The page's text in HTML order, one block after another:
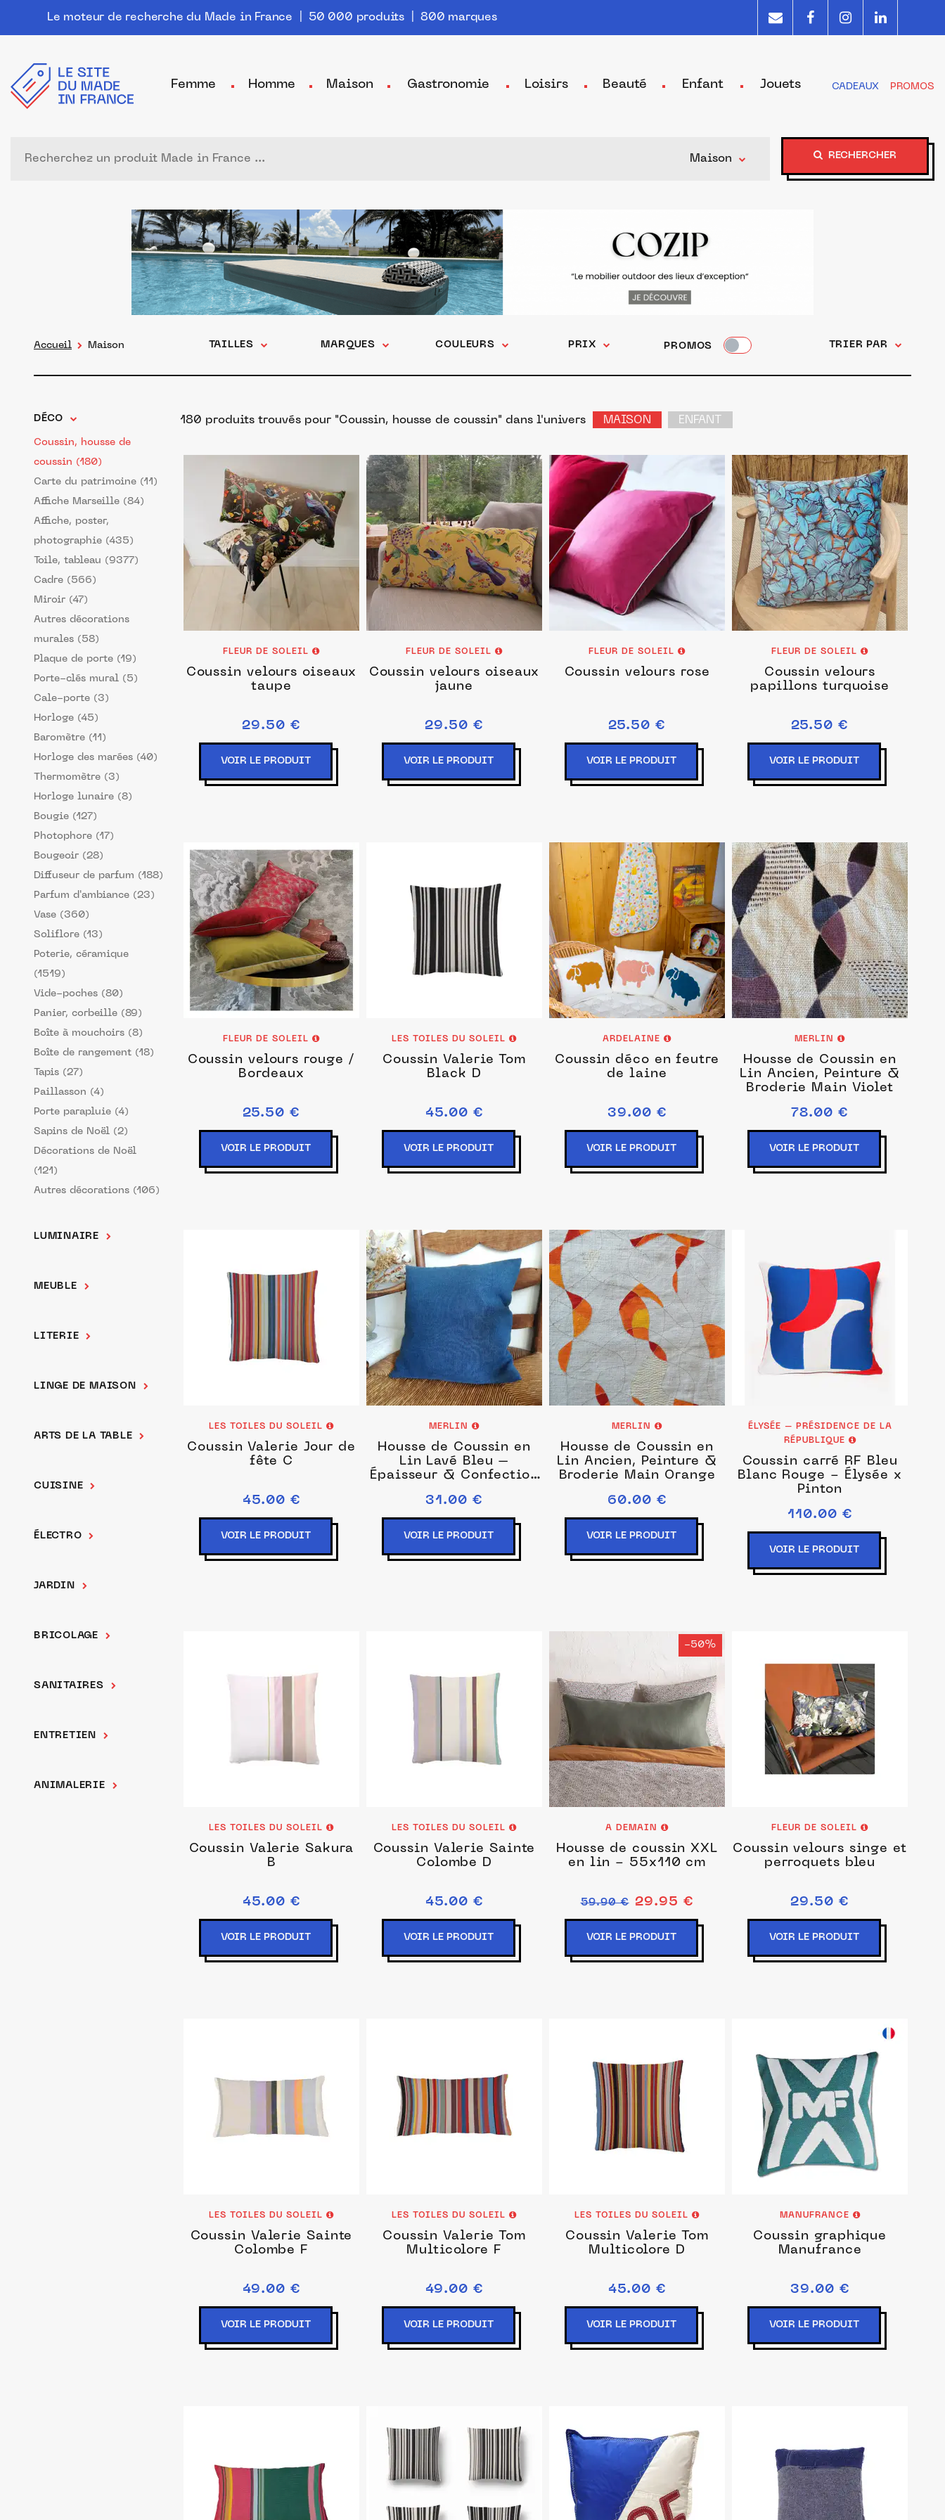
Le moteur de recherche du Made in France | 50 000 produits | 800 marques
Femme Homme Maison Gastronomie Loisirs Beauté Enfant Jouets CADEAUX PROMOS
Maison RECHERCHER
Accueil Maison TAILLES MARQUES COULEURS PRIX PROMOS TRIER PAR
DÉCO
Carte du patrimoine (11)
Affiche Marseille (84)
Affiche, poster,
photographie (435)
Toile, tableau (9377)
Cadre (566)
Miroir (47)
Autres décorations
murales (58)
Plaque de porte (19)
Porte-clés mural (5)
Cale-porte (3)
Horloge (45)
Baromètre (11)
Horloge des marées (40)
Thermomètre (3)
Horloge lunaire (8)
Bougie (127)
Photophore (17)
Bougeoir (28)
Diffuseur de parfum (188)
Parfum d'ambiance (23)
Coussin, housse de
coussin (180)
Vase (360)
Soliflore (13)
Poterie, céramique
(1519)
Vide-poches (80)
Panier, corbeille (89)
Boîte à mouchoirs (8)
Boîte de rangement (18)
Tapis (27)
Paillasson (4)
Porte parapluie (4)
Sapins de Noël (2)
Décorations de Noël
(121)
Autres décorations (106)
LUMINAIRE
MEUBLE
LITERIE
LINGE DE MAISON
ARTS DE LA TABLE
CUISINE
ÉLECTRO
JARDIN
BRICOLAGE
SANITAIRES
ENTRETIEN
ANIMALERIE
180 produits trouvés pour "Coussin, housse de coussin" dans l'univers MAISON ENFANT
FLEUR DE SOLEIL
Coussin velours oiseaux
taupe
29.50 €
VOIR LE PRODUIT
FLEUR DE SOLEIL
Coussin velours oiseaux
jaune
29.50 €
VOIR LE PRODUIT
FLEUR DE SOLEIL
Coussin velours rose
25.50 €
VOIR LE PRODUIT
FLEUR DE SOLEIL
Coussin velours
papillons turquoise
25.50 €
VOIR LE PRODUIT
FLEUR DE SOLEIL
Coussin velours rouge /
Bordeaux
25.50 €
VOIR LE PRODUIT
LES TOILES DU SOLEIL
Coussin Valerie Tom
Black D
45.00 €
VOIR LE PRODUIT
ARDELAINE
Coussin déco en feutre
de laine
39.00 €
VOIR LE PRODUIT
MERLIN
Housse de Coussin en
Lin Ancien, Peinture &
Broderie Main Violet
78.00 €
VOIR LE PRODUIT
LES TOILES DU SOLEIL
Coussin Valerie Jour de
fête C
45.00 €
VOIR LE PRODUIT
MERLIN
Housse de Coussin en
Lin Lavé Bleu –
Épaisseur & Confection
31.00 €
VOIR LE PRODUIT
MERLIN
Housse de Coussin en
Lin Ancien, Peinture &
Broderie Main Orange
60.00 €
VOIR LE PRODUIT
ÉLYSÉE – PRÉSIDENCE DE LA
RÉPUBLIQUE
Coussin carré RF Bleu
Blanc Rouge - Élysée x
Pinton
110.00 €
VOIR LE PRODUIT
LES TOILES DU SOLEIL
Coussin Valerie Sakura
B
45.00 €
VOIR LE PRODUIT
LES TOILES DU SOLEIL
Coussin Valerie Sainte
Colombe D
45.00 €
VOIR LE PRODUIT
-50%
A DEMAIN
Housse de coussin XXL
en lin - 55x110 cm
59.90 € 29.95 €
VOIR LE PRODUIT
FLEUR DE SOLEIL
Coussin velours singe et
perroquets bleu
29.50 €
VOIR LE PRODUIT
LES TOILES DU SOLEIL
Coussin Valerie Sainte
Colombe F
49.00 €
VOIR LE PRODUIT
LES TOILES DU SOLEIL
Coussin Valerie Tom
Multicolore F
49.00 €
VOIR LE PRODUIT
LES TOILES DU SOLEIL
Coussin Valerie Tom
Multicolore D
45.00 €
VOIR LE PRODUIT
MANUFRANCE
Coussin graphique
Manufrance
39.00 €
VOIR LE PRODUIT